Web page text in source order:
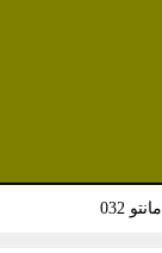
مانتو 032